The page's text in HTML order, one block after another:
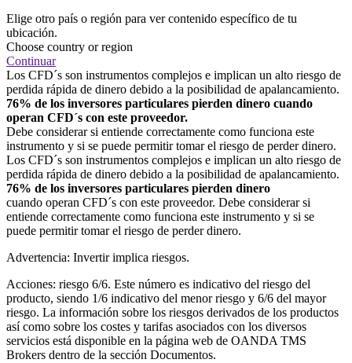
Elige otro país o región para ver contenido específico de tu
ubicación.
Choose country or region
Continuar
Los CFD´s son instrumentos complejos e implican un alto riesgo de
perdida rápida de dinero debido a la posibilidad de apalancamiento.
76% de los inversores particulares pierden dinero cuando
operan CFD´s con este proveedor.
Debe considerar si entiende correctamente como funciona este
instrumento y si se puede permitir tomar el riesgo de perder dinero.
Los CFD´s son instrumentos complejos e implican un alto riesgo de
perdida rápida de dinero debido a la posibilidad de apalancamiento.
76% de los inversores particulares pierden dinero
cuando operan CFD´s con este proveedor. Debe considerar si
entiende correctamente como funciona este instrumento y si se
puede permitir tomar el riesgo de perder dinero.
Advertencia: Invertir implica riesgos.
Acciones: riesgo 6/6. Este número es indicativo del riesgo del
producto, siendo 1/6 indicativo del menor riesgo y 6/6 del mayor
riesgo. La información sobre los riesgos derivados de los productos
así como sobre los costes y tarifas asociados con los diversos
servicios está disponible en la página web de OANDA TMS
Brokers dentro de la sección Documentos.